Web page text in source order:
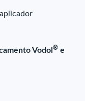
Vodol® e